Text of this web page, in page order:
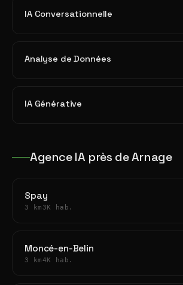
IA Conversationnelle
Analyse de Données
IA Générative
Agence IA près de Arnage
Spay
3 km 3K hab.
Moncé-en-Belin
3 km4K hab.